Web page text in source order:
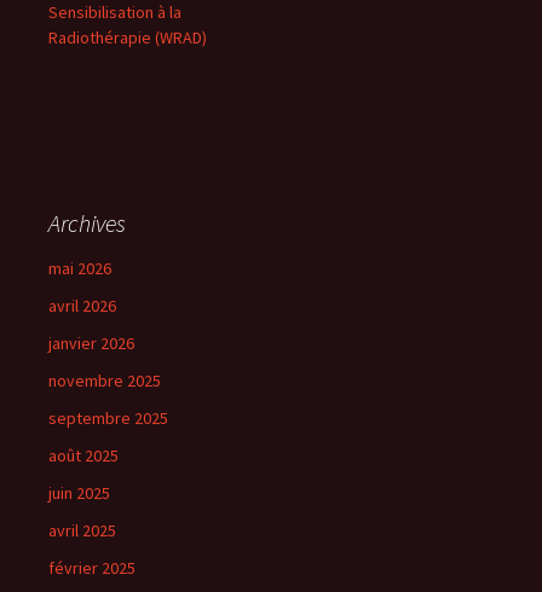
Sensibilisation à la
Radiothérapie (WRAD)
Archives
mai 2026
avril 2026
janvier 2026
novembre 2025
septembre 2025
août 2025
juin 2025
avril 2025
février 2025